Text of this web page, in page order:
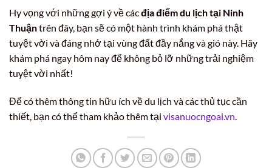
Hy vọng với những gợi ý về cácđịa điểm du lịch tại Ninh
Thuậntrên đây, bạn sẽ có một hành trình khám phá thật
tuyệt vời và đáng nhớ tại vùng đất đầy nắng và gió này. Hãy
khám phá ngay hôm nay để không bỏ lỡ những trải nghiệm
tuyệt vời nhất!
Để có thêm thông tin hữu ích về du lịch và các thủ tục cần
thiết, bạn có thể tham khảo thêm tại visanuocngoai.vn.